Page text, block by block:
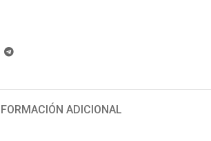
ADICIONAL